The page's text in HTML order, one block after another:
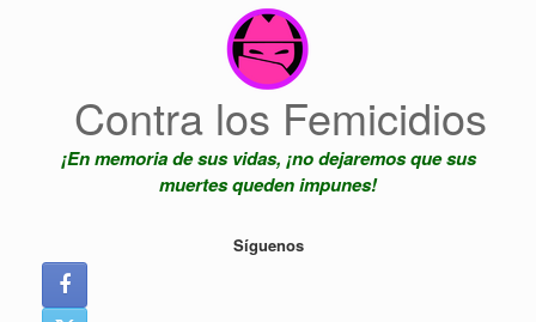
Contra los Femicidios
¡En memoria de sus vidas, ¡no dejaremos que sus
muertes queden impunes!
Síguenos